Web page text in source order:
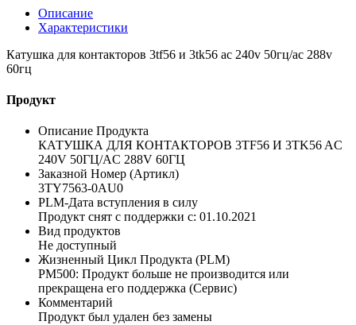
Описание
Характеристики
Катушка для контакторов 3tf56 и 3tk56 ac 240v 50гц/ac 288v
60гц
Продукт
Описание Продукта
КАТУШКА ДЛЯ КОНТАКТОРОВ 3TF56 И 3TK56 AC
240V 50ГЦ/AC 288V 60ГЦ
Заказной Номер (Артикл)
3TY7563-0AU0
PLM-Дата вступления в силу
Продукт снят с поддержки с: 01.10.2021
Вид продуктов
Не доступный
Жизненный Цикл Продукта (PLM)
PM500: Продукт больше не производится или
прекращена его поддержка (Сервис)
Комментарий
Продукт был удален без замены